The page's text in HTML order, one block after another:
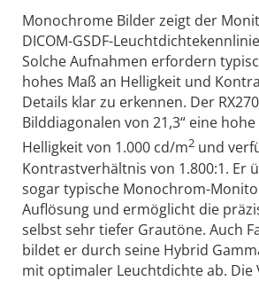
Monochrome Bilder zeigt der
DICOM-GSDF-
Solche Aufnahmen erfordern
hohes Maß an Helligkeit und
Details klar zu erkennen. Der
Bilddiagonalen von 21,3“ eine
Helligkeit von 1.000 cd/m2 und
Kontrastverhältnis von 1.800:1. Er
sogar typische Monochrom-
Auflösung und ermöglicht die
selbst sehr tiefer Grautöne. Auch
bildet er durch seine Hybrid
mit optimaler Leuchtdichte ab. Die